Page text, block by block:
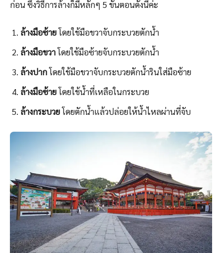
ก่อน ซึ่งวิธีการล้างก็มีหลักๆ 5 ขั้นตอนดังนี้ค่ะ
ล้างมือซ้ายโดยใช้มือขวาจับกระบวยตักน้ำ
ล้างมือขวาโดยใช้มือซ้ายจับกระบวยตักน้ำ
ล้างปากโดยใช้มือขวาจับกระบวยตักน้ำรินใส่มือซ้าย
ล้างมือซ้ายโดยใช้น้ำที่เหลือในกระบวย
ล้างกระบวยโดยตักน้ำแล้วปล่อยให้น้ำไหลผ่านที่จับ